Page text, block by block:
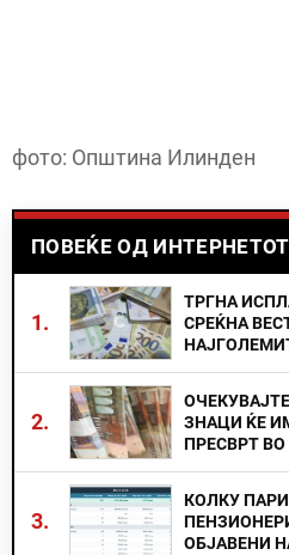
фото: Општина Илинден
ПОВЕЌЕ ОД
1.
ТРГНА
СРЕЌНА
2.
ЗНАЦИ ЌЕ
ПРЕСВРТ ВО
3.
КОЛКУ
ОБЈАВЕНИ